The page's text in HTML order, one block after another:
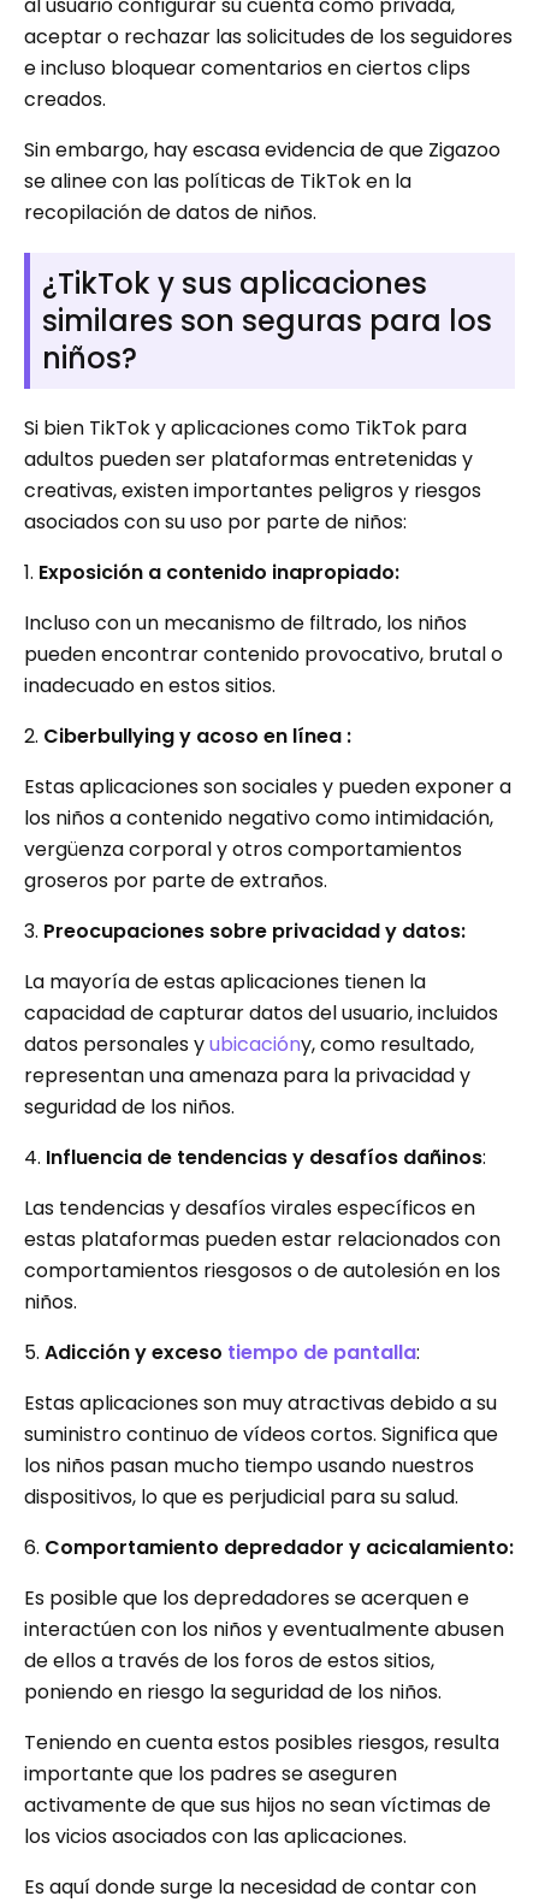
aceptar o rechazar las solicitudes de los seguidores
e incluso bloquear comentarios en ciertos clips
creados.
Sin embargo, hay escasa evidencia de que Zigazoo
se alinee con las políticas de TikTok en la
recopilación de datos de niños.
¿TikTok y sus aplicaciones
similares son seguras para los
niños?
Si bien TikTok y aplicaciones como TikTok para
adultos pueden ser plataformas entretenidas y
creativas, existen importantes peligros y riesgos
asociados con su uso por parte de niños:
1. Exposición a contenido inapropiado:
Incluso con un mecanismo de filtrado, los niños
pueden encontrar contenido provocativo, brutal o
inadecuado en estos sitios.
2. Ciberbullying y acoso en línea :
Estas aplicaciones son sociales y pueden exponer a
los niños a contenido negativo como intimidación,
vergüenza corporal y otros comportamientos
groseros por parte de extraños.
3. Preocupaciones sobre privacidad y datos:
La mayoría de estas aplicaciones tienen la
capacidad de capturar datos del usuario, incluidos
datos personales yubicacióny, como resultado,
representan una amenaza para la privacidad y
seguridad de los niños.
4. Influencia de tendencias y desafíos dañinos:
Las tendencias y desafíos virales específicos en
estas plataformas pueden estar relacionados con
comportamientos riesgosos o de autolesión en los
niños.
5. Adicción y exceso tiempo de pantalla:
Estas aplicaciones son muy atractivas debido a su
suministro continuo de vídeos cortos. Significa que
los niños pasan mucho tiempo usando nuestros
dispositivos, lo que es perjudicial para su salud.
6. Comportamiento depredador y acicalamiento:
Es posible que los depredadores se acerquen e
interactúen con los niños y eventualmente abusen
de ellos a través de los foros de estos sitios,
poniendo en riesgo la seguridad de los niños.
Teniendo en cuenta estos posibles riesgos, resulta
importante que los padres se aseguren
activamente de que sus hijos no sean víctimas de
los vicios asociados con las aplicaciones.
Es aquí donde surge la necesidad de contar con